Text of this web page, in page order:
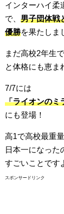
インターハイ柔
で、 男子団体戦
優勝を果たしま
まだ高校2年生
と体格にも恵ま
7/7には
「ライオンの
にも登場！
高1で高校最重
日本一になった
すごいことです
スポンサードリンク